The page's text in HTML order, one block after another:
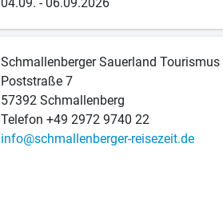
04.09. - 06.09.2026
Schmallenberger Sauerland Tourismus
Poststraße 7
57392 Schmallenberg
Telefon +49 2972 9740 22
info@schmallenberger-reisezeit.de